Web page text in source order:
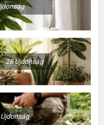
28Újdonság
Újdonság